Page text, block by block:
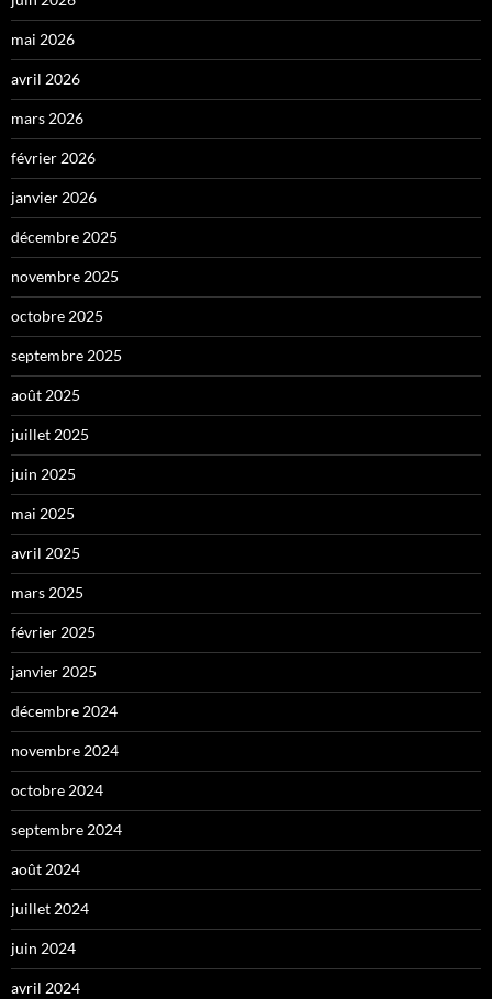
mai 2026
avril 2026
mars 2026
février 2026
janvier 2026
décembre 2025
novembre 2025
octobre 2025
septembre 2025
août 2025
juillet 2025
juin 2025
mai 2025
avril 2025
mars 2025
février 2025
janvier 2025
décembre 2024
novembre 2024
octobre 2024
septembre 2024
août 2024
juillet 2024
juin 2024
avril 2024